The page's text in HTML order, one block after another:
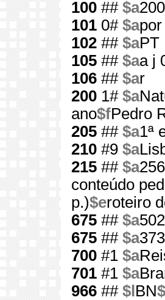
100 ## $a
101 0# $apor
102 ## $aPT
105 ## $aa j
106 ## $ar
200 1# $a
ano$fPedro
205 ## $a1ª
210 #9 $a
215 ## $a
conteúdo
p.)$eroteiro
675 ## $a
675 ## $a
700 #1 $a
701 #1 $a
966 ## $l BN